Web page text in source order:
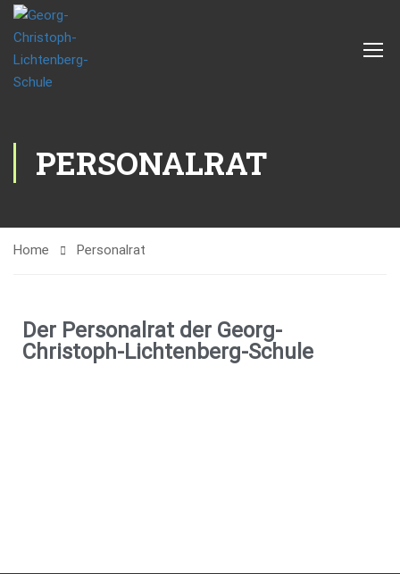
PERSONALRAT
Home Personalrat
Der Personalrat der Georg-
Christoph-Lichtenberg-Schule